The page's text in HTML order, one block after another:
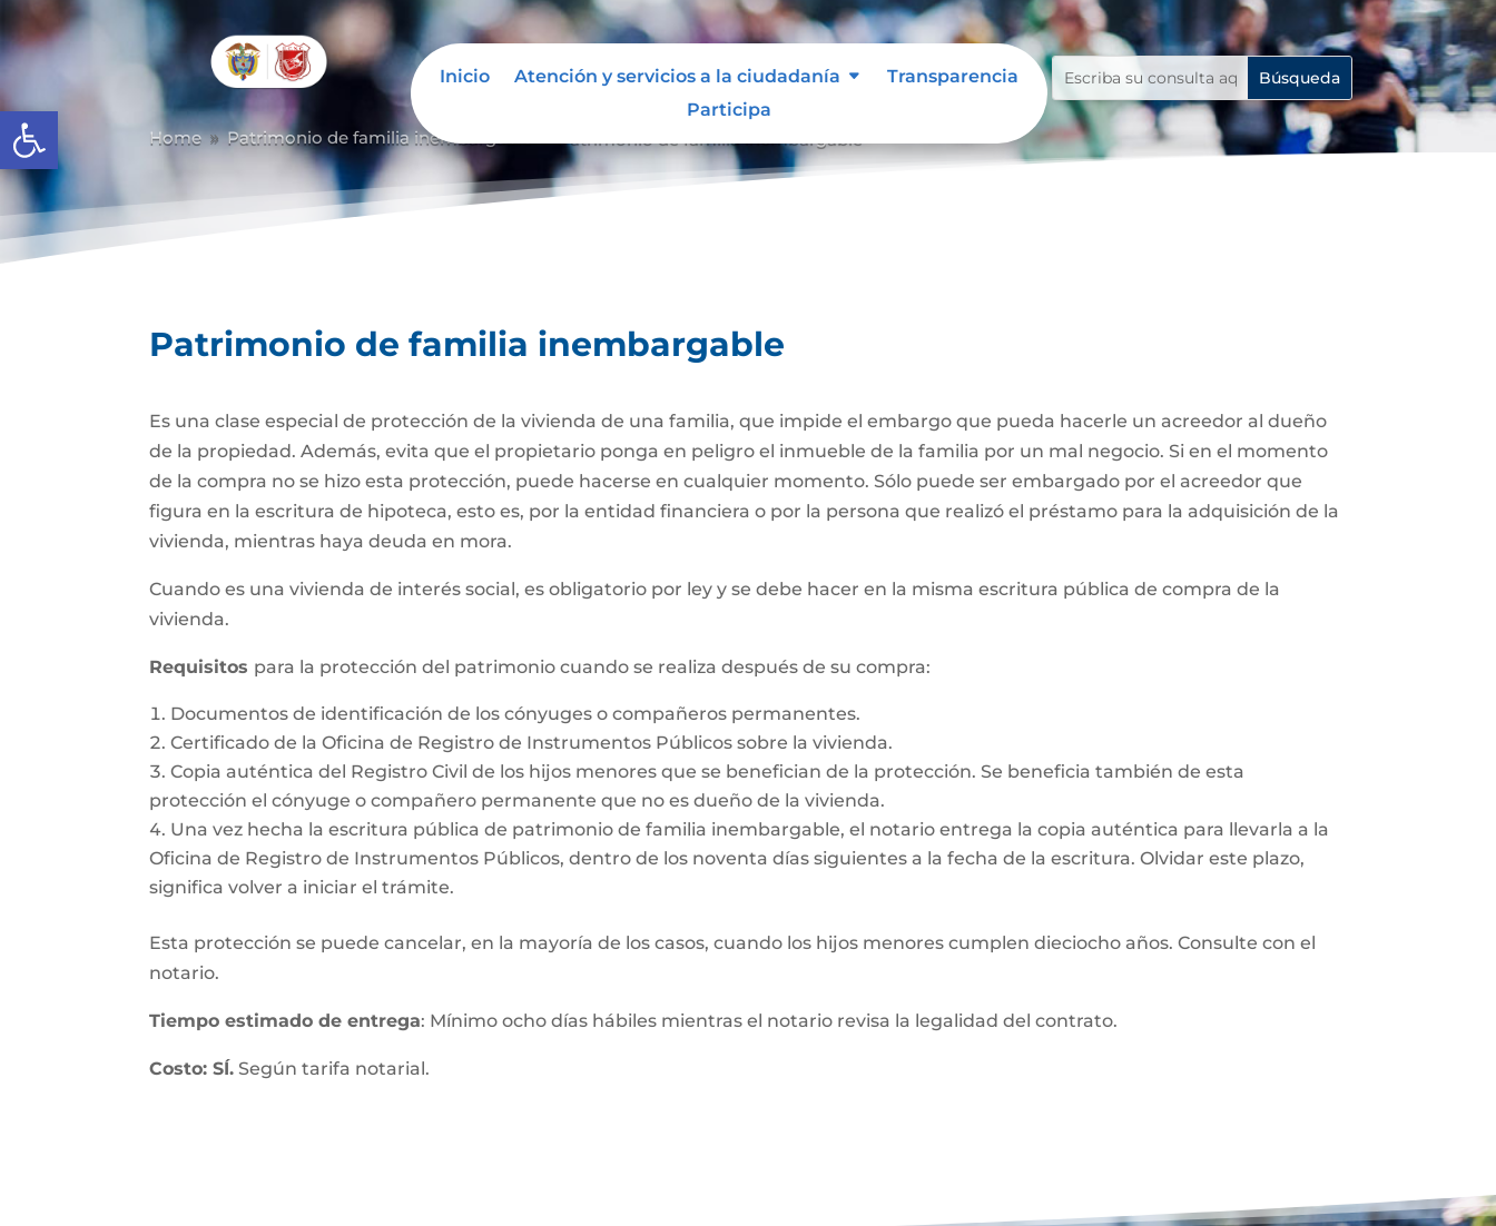
Abrir barra de herramientas
Inicio Atención y servicios a la ciudadanía
Transparencia
Participa
Home 9 Patrimonio de familia inembargable
Patrimonio de familia inembargable
Es una clase especial de protección de la vivienda de una familia, que impide el embargo que pueda hacerle un acreedor al dueño
de la propiedad. Además, evita que el propietario ponga en peligro el inmueble de la familia por un mal negocio. Si en el momento
de la compra no se hizo esta protección, puede hacerse en cualquier momento. Sólo puede ser embargado por el acreedor que
figura en la escritura de hipoteca, esto es, por la entidad financiera o por la persona que realizó el préstamo para la adquisición de la
vivienda, mientras haya deuda en mora.
Cuando es una vivienda de interés social, es obligatorio por ley y se debe hacer en la misma escritura pública de compra de la
vivienda.
Requisitos para la protección del patrimonio cuando se realiza después de su compra:
Documentos de identificación de los cónyuges o compañeros permanentes.
Certificado de la Oficina de Registro de Instrumentos Públicos sobre la vivienda.
Copia auténtica del Registro Civil de los hijos menores que se benefician de la protección. Se beneficia también de esta
protección el cónyuge o compañero permanente que no es dueño de la vivienda.
Una vez hecha la escritura pública de patrimonio de familia inembargable, el notario entrega la copia auténtica para llevarla a la
Oficina de Registro de Instrumentos Públicos, dentro de los noventa días siguientes a la fecha de la escritura. Olvidar este plazo,
significa volver a iniciar el trámite.
Esta protección se puede cancelar, en la mayoría de los casos, cuando los hijos menores cumplen dieciocho años. Consulte con el
notario.
Tiempo estimado de entrega: Mínimo ocho días hábiles mientras el notario revisa la legalidad del contrato.
Costo: SÍ. Según tarifa notarial.